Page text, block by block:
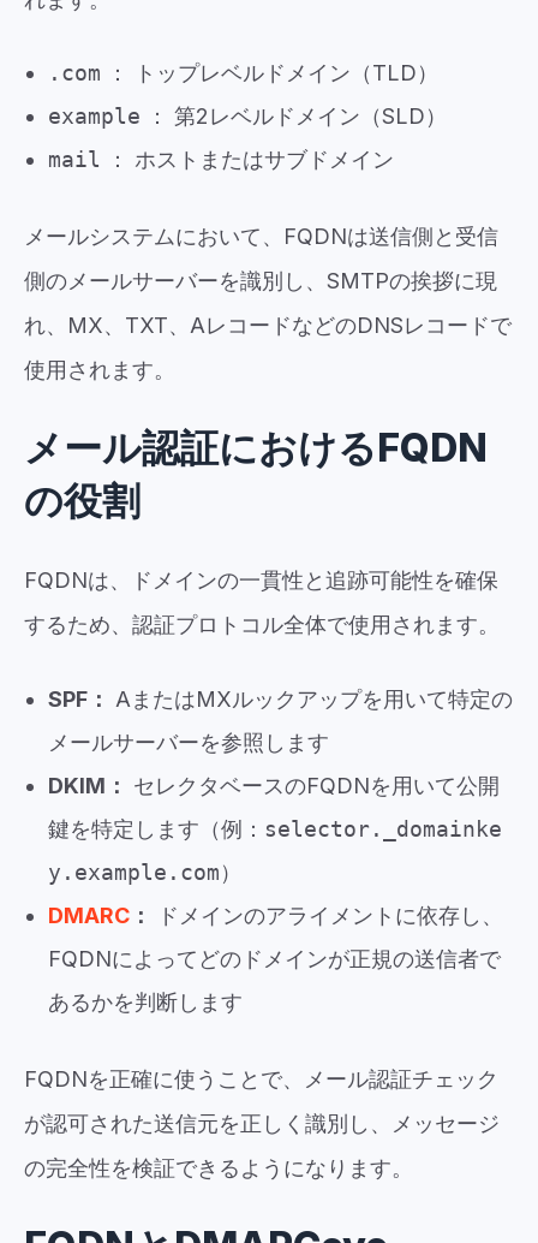
.com ： トップレベルドメイン（TLD）
example ： 第2レベルドメイン（SLD）
mail ： ホストまたはサブドメイン
メールシステムにおいて、FQDNは送信側と受信
側のメールサーバーを識別し、SMTPの挨拶に現
れ、MX、TXT、AレコードなどのDNSレコードで
使用されます。
メール認証におけるFQDN
の役割
FQDNは、ドメインの一貫性と追跡可能性を確保
するため、認証プロトコル全体で使用されます。
SPF：
AまたはMXルックアップを用いて特定の
メールサーバーを参照します
DKIM：
セレクタベースのFQDNを用いて公開
鍵を特定します（例： selector._domainke
y.example.com）
DMARC：
ドメインのアライメントに依存し、
FQDNによってどのドメインが正規の送信者で
あるかを判断します
FQDNを正確に使うことで、メール認証チェック
が認可された送信元を正しく識別し、メッセージ
の完全性を検証できるようになります。